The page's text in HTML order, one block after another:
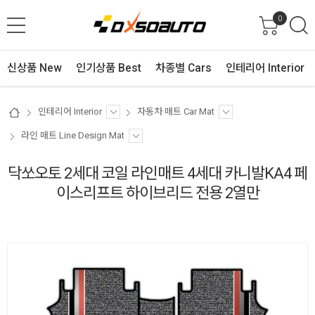
0
신상품 New 인기상품 Best 차종별 Cars 인테리어 Interior
인테리어 Interior 자동차 매트 Car Mat
라인 매트 Line Design Mat
닥쏘오토 2세대 코일 라인매트 4세대 카니발KA4 페
이스리프트 하이브리드 전용 2열만